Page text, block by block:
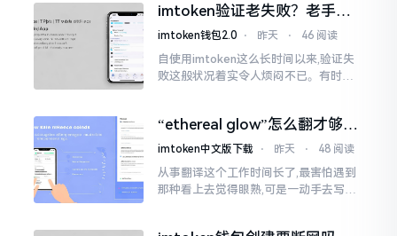
挺美观
imtoken验证老失败？老手教
你几招搞定
imtoken钱包2.0 ⋅ 昨天 ⋅ 46 阅读
自使用imtoken这么长时间以来,验证失
败这般状况着实令人烦闷不已。有时急
至极点。
“ethereal glow”怎么翻才够味
儿？翻译圈老油条的私房话
imtoken中文版下载 ⋅ 昨天 ⋅ 48 阅读
从事翻译这个工作时间长了,最害怕遇到
那种看上去觉得眼熟,可是一动手去写就